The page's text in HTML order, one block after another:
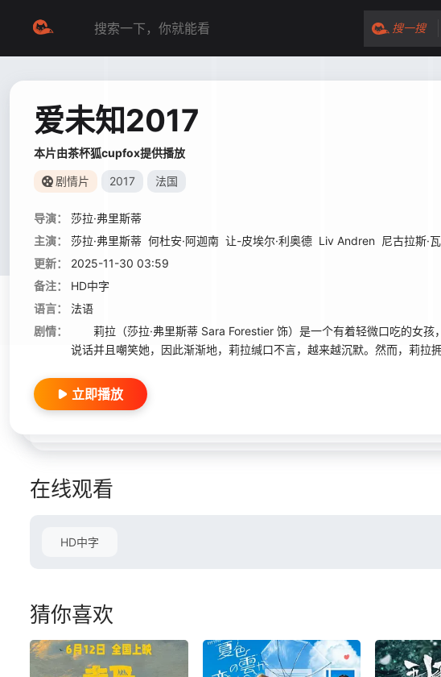
搜一搜
爱未知2017
本片由茶杯狐cupfox提供播放
剧情片 2017 法国
导演：
莎拉·弗里斯蒂
主演：
莎拉·弗里斯蒂 何杜安·阿迦南 让-皮埃尔·利奥德 Liv Andren 尼古拉斯·
更新：
2025-11-30 03:59
备注：
HD中字
语言：
法语
剧情：
莉拉（莎拉·弗里斯蒂 Sara Forestier 饰）是一个有着轻微口吃的女孩
说话并且嘲笑她，因此渐渐地，莉拉缄口不言，越来越沉默。然而，莉拉
立即播放
在线观看
HD中字
猜你喜欢